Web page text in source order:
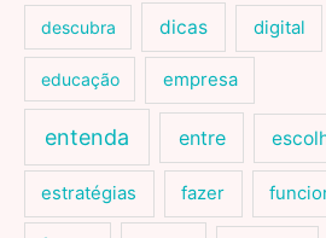
descubra dicas digital
educação empresa
entenda entre
estratégias fazer